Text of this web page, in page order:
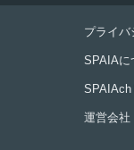
プライバ
SPAIAに
SPAIAch
運営会社